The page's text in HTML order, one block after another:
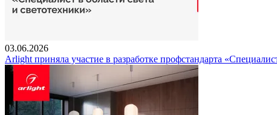
03.06.2026
Arlight приняла участие в разработке профстандарта